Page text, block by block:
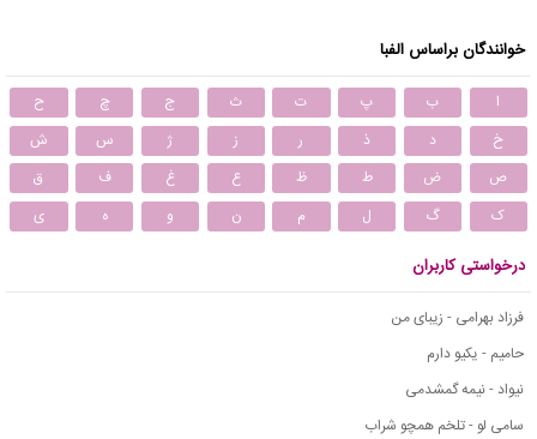
خوانندگان براساس الفبا
ا ب پ ت ث ج چ
ح
خ
د ذ ر ز ژ س
ش
ص
ض ط ظ ع غ ف
ق
ک
گ ل م ن و ه ی
درخواستی کاربران
فرزاد بهرامی - زیبای من
حامیم - یکیو دارم
نیواد - نیمه گمشدمی
سامی لو - تلخم همچو شراب